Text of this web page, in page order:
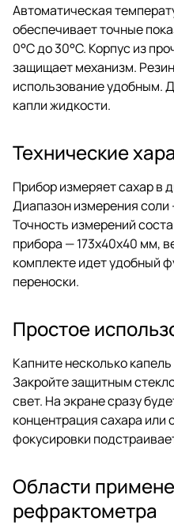
Автоматическая
обеспечивает точные
0°C до 30°C. Корпус из
защищает механизм.
использование удобным.
капли жидкости.
Технические
Прибор измеряет сахар в
Диапазон измерения соли
Точность измерений
прибора — 173х40х40 мм,
комплекте идет удобный
переноски.
Простое
Капните несколько
Закройте защитным
свет. На экране сразу
концентрация сахара или
фокусировки
Области
рефрактометра